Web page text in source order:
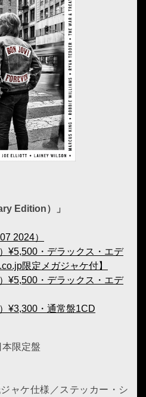
Edition）」
2024）
¥5,500・デラックス・エデ
限定メガジャケ付】
¥5,500・デラックス・エデ
¥3,300・通常盤1CD
本限定盤
ャケ仕様／ステッカー・シ